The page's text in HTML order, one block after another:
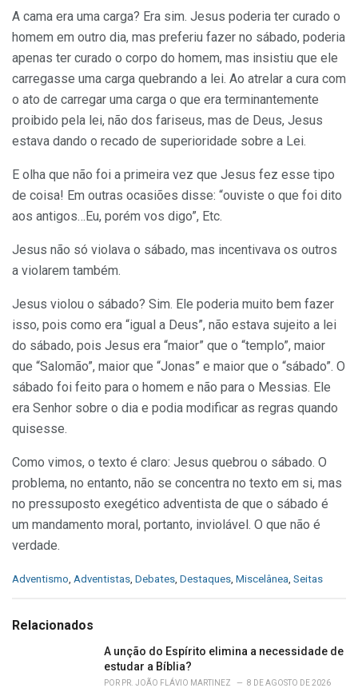
A cama era uma carga? Era sim. Jesus poderia ter curado o
homem em outro dia, mas preferiu fazer no sábado, poderia
apenas ter curado o corpo do homem, mas insistiu que ele
carregasse uma carga quebrando a lei. Ao atrelar a cura com
o ato de carregar uma carga o que era terminantemente
proibido pela lei, não dos fariseus, mas de Deus, Jesus
estava dando o recado de superioridade sobre a Lei.
E olha que não foi a primeira vez que Jesus fez esse tipo
de coisa! Em outras ocasiões disse: “ouviste o que foi dito
aos antigos…Eu, porém vos digo”, Etc.
Jesus não só violava o sábado, mas incentivava os outros
a violarem também.
Jesus violou o sábado? Sim. Ele poderia muito bem fazer
isso, pois como era “igual a Deus”, não estava sujeito a lei
do sábado, pois Jesus era “maior” que o “templo”, maior
que “Salomão”, maior que “Jonas” e maior que o “sábado”. O
sábado foi feito para o homem e não para o Messias. Ele
era Senhor sobre o dia e podia modificar as regras quando
quisesse.
Como vimos, o texto é claro: Jesus quebrou o sábado. O
problema, no entanto, não se concentra no texto em si, mas
no pressuposto exegético adventista de que o sábado é
um mandamento moral, portanto, inviolável. O que não é
verdade.
C
e
Adventismo, Adventistas, Debates, Destaques, Miscelânea, Seitas
Relacionados
A unção do Espírito elimina a necessidade de
estudar a Bíblia?
POR PR. JOÃO FLÁVIO MARTINEZ 8 DE AGOSTO DE 2026